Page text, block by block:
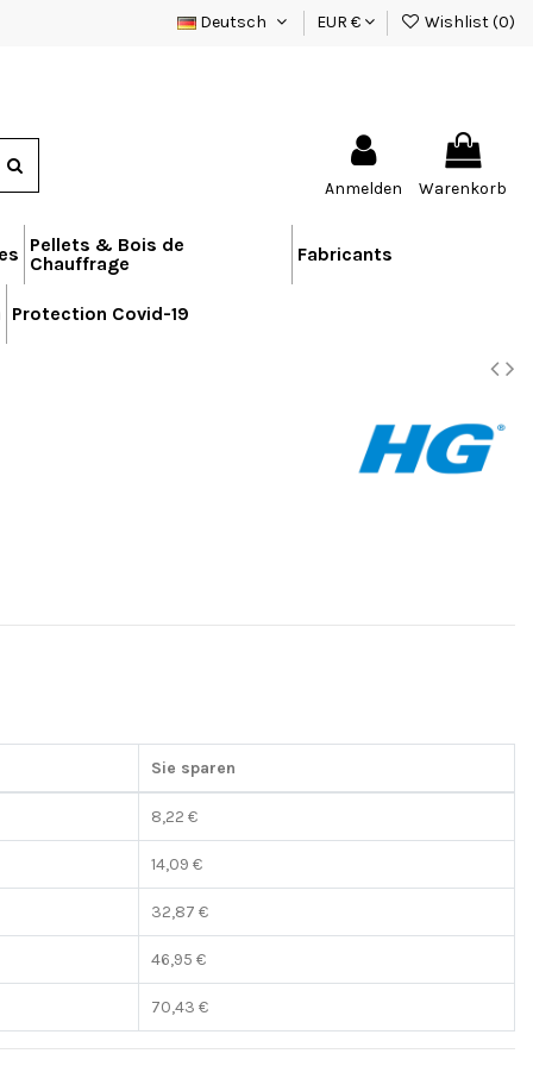
Deutsch EUR € Wishlist (0)
Anmelden Warenkorb
Pellets & Bois de
Chauffrage
Fabricants
Protection Covid-19
Sie sparen
8,22 €
14,09 €
32,87 €
46,95 €
70,43 €